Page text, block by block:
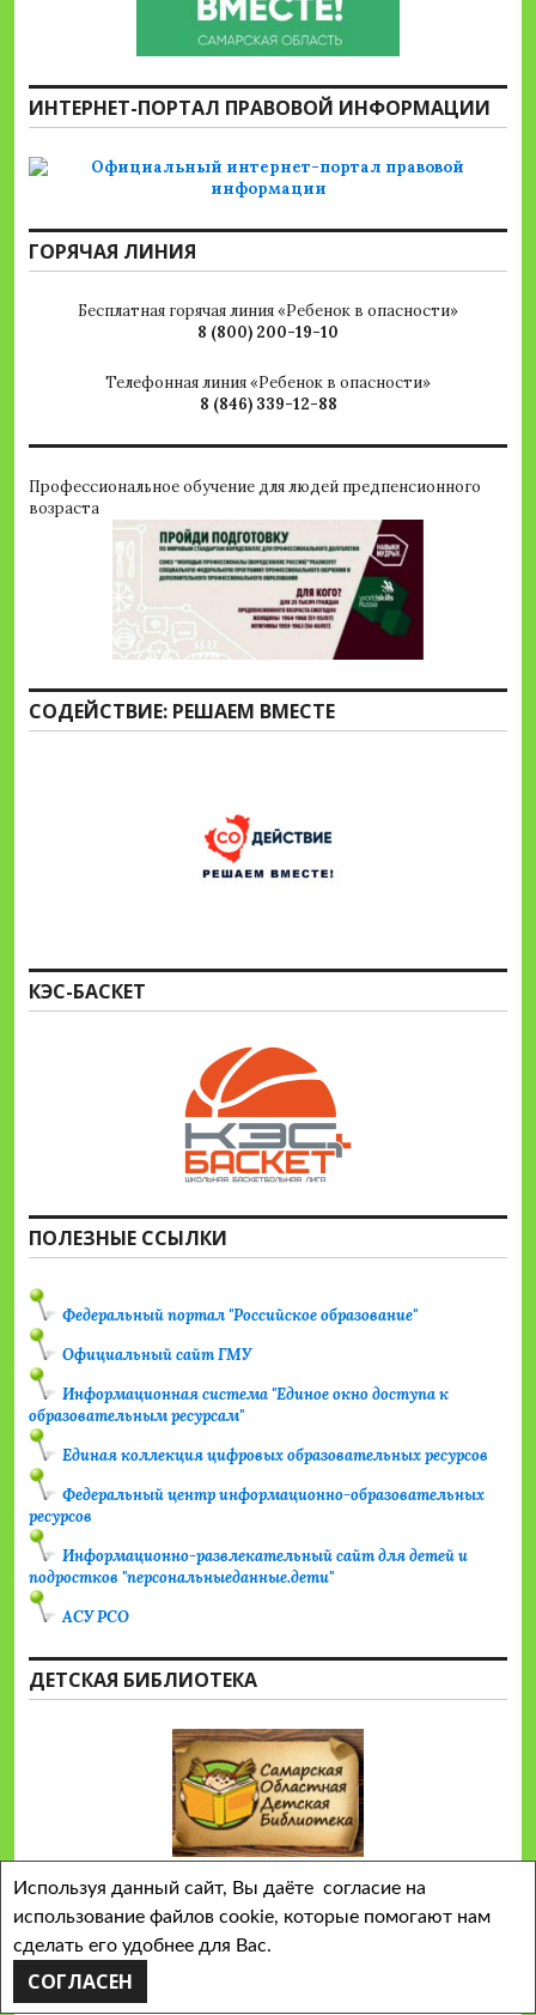
ИНТЕРНЕТ-ПОРТАЛ ПРАВОВОЙ ИНФОРМАЦИИ
ГОРЯЧАЯ ЛИНИЯ
Бесплатная горячая линия «Ребенок в опасности»
8 (800) 200-19-10
Телефонная линия «Ребенок в опасности»
8 (846) 339-12-88
Профессиональное обучение для людей предпенсионного
возраста
СОДЕЙСТВИЕ: РЕШАЕМ ВМЕСТЕ
КЭС-БАСКЕТ
ПОЛЕЗНЫЕ ССЫЛКИ
Федеральный портал "Российское образование"
Официальный сайт ГМУ
Информационная система "Единое окно доступа к
образовательным ресурсам"
Единая коллекция цифровых образовательных ресурсов
Федеральный центр информационно-образовательных
ресурсов
Информационно-развлекательный сайт для детей и
подростков "персональныеданные.дети"
АСУ РСО
ДЕТСКАЯ БИБЛИОТЕКА
Сайт работает на WordPress
Automattic.
Используя данный сайт, Вы даёте согласие на
использование файлов cookie, которые помогают нам
сделать его удобнее для Вас.
СОГЛАСЕН